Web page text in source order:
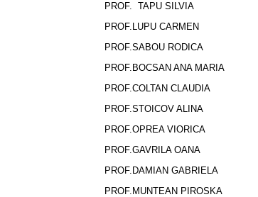
PROF. TAPU SILVIA
PROF.LUPU CARMEN
PROF.SABOU RODICA
PROF.BOCSAN ANA MARIA
PROF.COLTAN CLAUDIA
PROF.STOICOV ALINA
PROF.OPREA VIORICA
PROF.GAVRILA OANA
PROF.DAMIAN GABRIELA
PROF.MUNTEAN PIROSKA